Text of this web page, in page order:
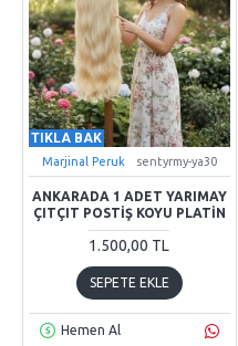
TIKLA BAK
Marjinal Peruk sentyrmy-ya30
ANKARADA 1 ADET YARIMAY
ÇITÇIT POSTIŞ KOYU PLATIN
1.500,00 TL
SEPETE EKLE
Hemen Al